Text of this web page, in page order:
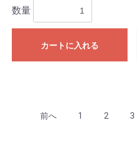
数量
カートに入れる
前へ 1 2 3